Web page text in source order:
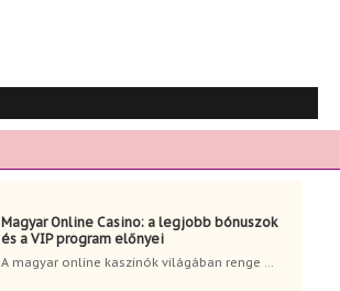
Magyar Online Casino: a legjobb bónuszok
és a VIP program előnyei
A magyar online kaszinók világában renge ...